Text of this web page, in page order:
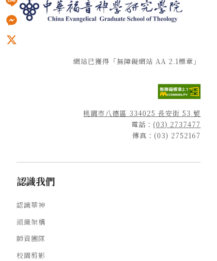
網站已獲得「無障礙網站 AA 2.1標章」
桃園市八德區 334025 長安街 53 號
電話：(03) 2737477
傳真：(03) 2752167
認識我們
認識華神
組織架構
師資團隊
校園剪影
Line
Messenger